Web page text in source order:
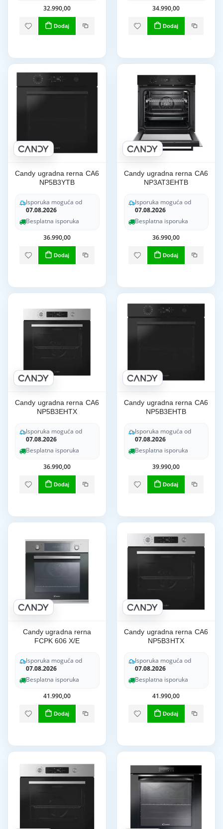
32.990,00
Dodaj
34.990,00
Dodaj
Candy ugradna rerna CA6
NP5B3YTB
Isporuka moguća od
07.08.2026
Besplatna isporuka
36.990,00
Dodaj
Candy ugradna rerna CA6
NP3AT3EHTB
Isporuka moguća od
07.08.2026
Besplatna isporuka
36.990,00
Dodaj
Candy ugradna rerna CA6
NP5B3EHTX
Isporuka moguća od
07.08.2026
Besplatna isporuka
36.990,00
Dodaj
Candy ugradna rerna CA6
NP5B3EHTB
Isporuka moguća od
07.08.2026
Besplatna isporuka
39.990,00
Dodaj
Candy ugradna rerna
FCPK 606 X/E
Isporuka moguća od
07.08.2026
Besplatna isporuka
41.990,00
Dodaj
Candy ugradna rerna CA6
NP5B3HTX
Isporuka moguća od
07.08.2026
Besplatna isporuka
41.990,00
Dodaj